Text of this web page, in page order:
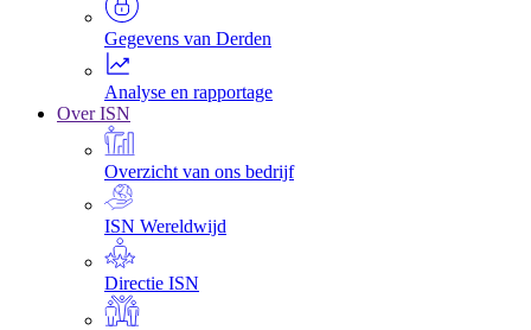
Gegevens van Derden
Analyse en rapportage
Over ISN
Overzicht van ons bedrijf
ISN Wereldwijd
Directie ISN